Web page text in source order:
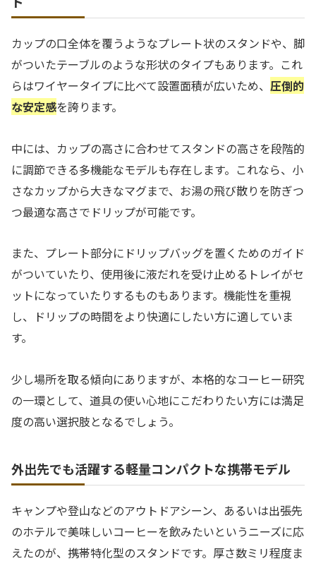
カップの口全体を覆うようなプレート状のスタンドや、脚
がついたテーブルのような形状のタイプもあります。これ
らはワイヤータイプに比べて設置面積が広いため、 圧倒的
な安定感を誇ります。
中には、カップの高さに合わせてスタンドの高さを段階的
に調節できる多機能なモデルも存在します。これなら、小
さなカップから大きなマグまで、お湯の飛び散りを防ぎつ
つ最適な高さでドリップが可能です。
また、プレート部分にドリップバッグを置くためのガイド
がついていたり、使用後に液だれを受け止めるトレイがセ
ットになっていたりするものもあります。機能性を重視
し、ドリップの時間をより快適にしたい方に適していま
す。
少し場所を取る傾向にありますが、本格的なコーヒー研究
の一環として、道具の使い心地にこだわりたい方には満足
度の高い選択肢となるでしょう。
外出先でも活躍する軽量コンパクトな携帯モデル
キャンプや登山などのアウトドアシーン、あるいは出張先
のホテルで美味しいコーヒーを飲みたいというニーズに応
えたのが、携帯特化型のスタンドです。厚さ数ミリ程度ま